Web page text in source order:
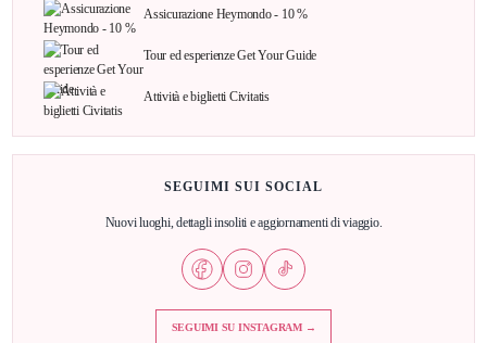
Assicurazione Heymondo - 10 %
Tour ed esperienze Get Your Guide
Attività e biglietti Civitatis
SEGUIMI SUI SOCIAL
Nuovi luoghi, dettagli insoliti e aggiornamenti di viaggio.
SEGUIMI SU INSTAGRAM →